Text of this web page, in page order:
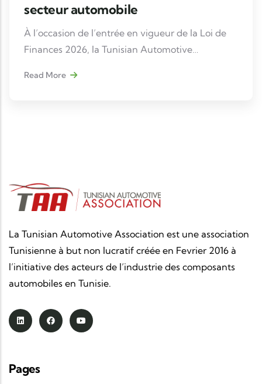
secteur automobile
À l’occasion de l’entrée en vigueur de la Loi de
Finances 2026, la Tunisian Automotive
Young (EY), organise une rencontre
Read More
La Tunisian Automotive Association est une association
Tunisienne à but non lucratif créée en Fevrier 2016 à
l’initiative des acteurs de l’industrie des composants
automobiles en Tunisie.
Pages